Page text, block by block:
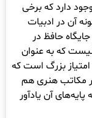
دارد که برخی
آن در ادبیات
حافظ در
که به عنوان
بزرگ است که
مکاتب هنری هم
آن یادآور